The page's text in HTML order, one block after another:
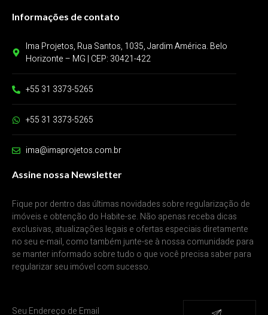
Informações de contato
Ima Projetos, Rua Santos, 1035, Jardim América. Belo
Horizonte – MG | CEP: 30421-422
+55 31 3373-5265
+55 31 3373-5265
ima@imaprojetos.com.br
Assine nossa Newsletter
Fique por dentro das últimas novidades sobre regularização de
imóveis e obtenção do Habite-se. Não apenas receba dicas
exclusivas, atualizações legais e ofertas especiais diretamente
no seu e-mail, como também junte-se à nossa comunidade para
se manter informado sobre tudo o que você precisa saber para
regularizar seu imóvel com sucesso.